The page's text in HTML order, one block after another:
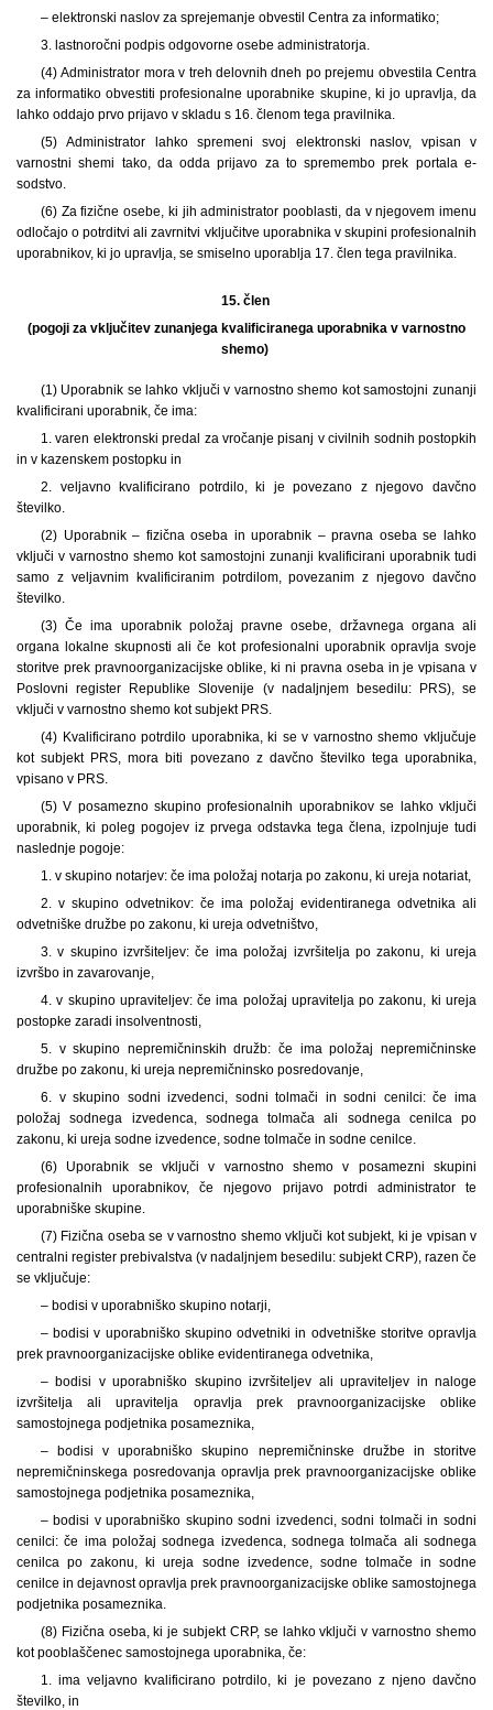
– elektronski naslov za sprejemanje obvestil Centra za informatiko;
3. lastnoročni podpis odgovorne osebe administratorja.
(4) Administrator mora v treh delovnih dneh po prejemu obvestila Centra
za informatiko obvestiti profesionalne uporabnike skupine, ki jo upravlja, da
lahko oddajo prvo prijavo v skladu s 16. členom tega pravilnika.
(5) Administrator lahko spremeni svoj elektronski naslov, vpisan v
varnostni shemi tako, da odda prijavo za to spremembo prek portala e-
sodstvo.
(6) Za fizične osebe, ki jih administrator pooblasti, da v njegovem imenu
odločajo o potrditvi ali zavrnitvi vključitve uporabnika v skupini profesionalnih
uporabnikov, ki jo upravlja, se smiselno uporablja 17. člen tega pravilnika.
15. člen
(pogoji za vključitev zunanjega kvalificiranega uporabnika v varnostno
shemo)
(1) Uporabnik se lahko vključi v varnostno shemo kot samostojni zunanji
kvalificirani uporabnik, če ima:
1. varen elektronski predal za vročanje pisanj v civilnih sodnih postopkih
in v kazenskem postopku in
2. veljavno kvalificirano potrdilo, ki je povezano z njegovo davčno
številko.
(2) Uporabnik – fizična oseba in uporabnik – pravna oseba se lahko
vključi v varnostno shemo kot samostojni zunanji kvalificirani uporabnik tudi
samo z veljavnim kvalificiranim potrdilom, povezanim z njegovo davčno
številko.
(3) Če ima uporabnik položaj pravne osebe, državnega organa ali
organa lokalne skupnosti ali če kot profesionalni uporabnik opravlja svoje
storitve prek pravnoorganizacijske oblike, ki ni pravna oseba in je vpisana v
Poslovni register Republike Slovenije (v nadaljnjem besedilu: PRS), se
vključi v varnostno shemo kot subjekt PRS.
(4) Kvalificirano potrdilo uporabnika, ki se v varnostno shemo vključuje
kot subjekt PRS, mora biti povezano z davčno številko tega uporabnika,
vpisano v PRS.
(5) V posamezno skupino profesionalnih uporabnikov se lahko vključi
uporabnik, ki poleg pogojev iz prvega odstavka tega člena, izpolnjuje tudi
naslednje pogoje:
1. v skupino notarjev: če ima položaj notarja po zakonu, ki ureja notariat,
2. v skupino odvetnikov: če ima položaj evidentiranega odvetnika ali
odvetniške družbe po zakonu, ki ureja odvetništvo,
3. v skupino izvršiteljev: če ima položaj izvršitelja po zakonu, ki ureja
izvršbo in zavarovanje,
4. v skupino upraviteljev: če ima položaj upravitelja po zakonu, ki ureja
postopke zaradi insolventnosti,
5. v skupino nepremičninskih družb: če ima položaj nepremičninske
družbe po zakonu, ki ureja nepremičninsko posredovanje,
6. v skupino sodni izvedenci, sodni tolmači in sodni cenilci: če ima
položaj sodnega izvedenca, sodnega tolmača ali sodnega cenilca po
zakonu, ki ureja sodne izvedence, sodne tolmače in sodne cenilce.
(6) Uporabnik se vključi v varnostno shemo v posamezni skupini
profesionalnih uporabnikov, če njegovo prijavo potrdi administrator te
uporabniške skupine.
(7) Fizična oseba se v varnostno shemo vključi kot subjekt, ki je vpisan v
centralni register prebivalstva (v nadaljnjem besedilu: subjekt CRP), razen če
se vključuje:
– bodisi v uporabniško skupino notarji,
– bodisi v uporabniško skupino odvetniki in odvetniške storitve opravlja
prek pravnoorganizacijske oblike evidentiranega odvetnika,
– bodisi v uporabniško skupino izvršiteljev ali upraviteljev in naloge
izvršitelja ali upravitelja opravlja prek pravnoorganizacijske oblike
samostojnega podjetnika posameznika,
– bodisi v uporabniško skupino nepremičninske družbe in storitve
nepremičninskega posredovanja opravlja prek pravnoorganizacijske oblike
samostojnega podjetnika posameznika,
– bodisi v uporabniško skupino sodni izvedenci, sodni tolmači in sodni
cenilci: če ima položaj sodnega izvedenca, sodnega tolmača ali sodnega
cenilca po zakonu, ki ureja sodne izvedence, sodne tolmače in sodne
cenilce in dejavnost opravlja prek pravnoorganizacijske oblike samostojnega
podjetnika posameznika.
(8) Fizična oseba, ki je subjekt CRP, se lahko vključi v varnostno shemo
kot pooblaščenec samostojnega uporabnika, če:
1. ima veljavno kvalificirano potrdilo, ki je povezano z njeno davčno
številko, in